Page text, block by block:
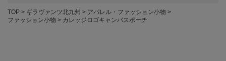
TOP ギラヴァンツ北九州
アパレル・ファッション小物
ファッション小物
カレッジロゴキャンバスポーチ